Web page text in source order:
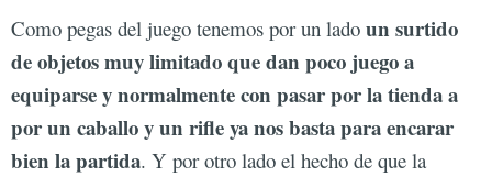
Como pegas del juego tenemos por un lado un surtido
de objetos muy limitado que dan poco juego a
equiparse y normalmente con pasar por la tienda a
por un caballo y un rifle ya nos basta para encarar
bien la partida. Y por otro lado el hecho de que la